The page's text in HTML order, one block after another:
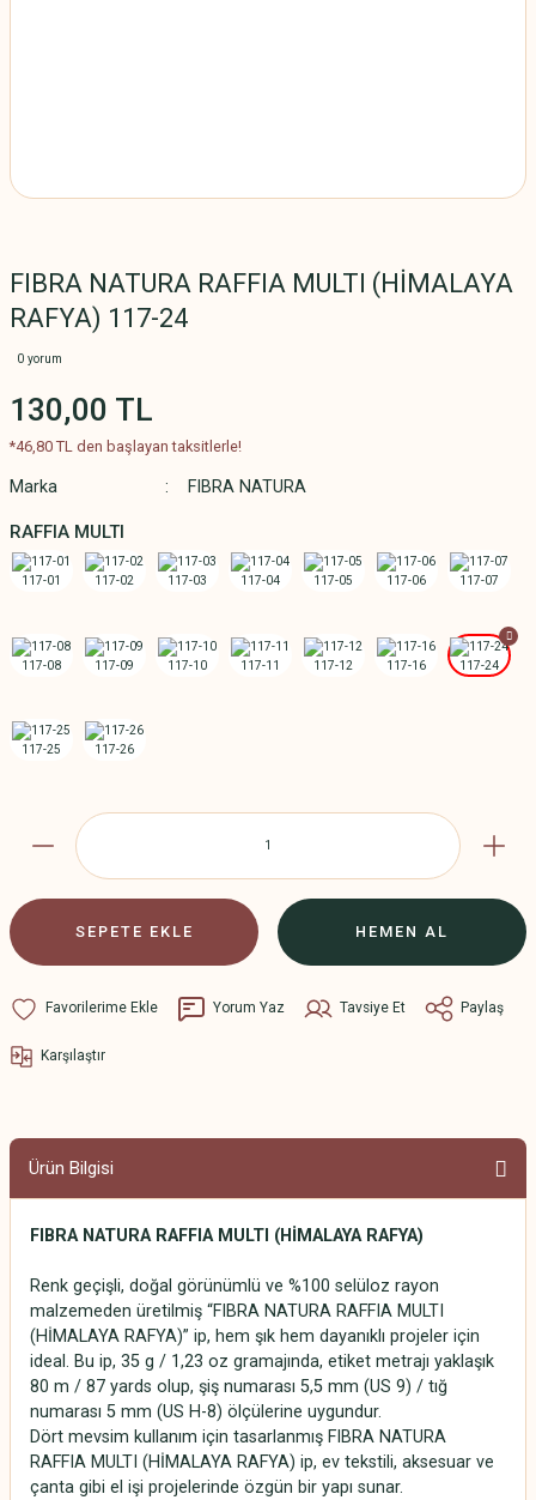
FIBRA NATURA RAFFIA MULTI (HİMALAYA
RAFYA) 117-24
0 yorum
130,00 TL
*46,80 TL den başlayan taksitlerle!
Marka FIBRA NATURA
RAFFIA MULTI
SEPETE EKLE HEMEN AL
Yorum Yaz Tavsiye Et Paylaş
Karşılaştır
Ürün Bilgisi
FIBRA NATURA RAFFIA MULTI (HİMALAYA RAFYA)
Renk geçişli, doğal görünümlü ve %100 selüloz rayon
malzemeden üretilmiş “FIBRA NATURA RAFFIA MULTI
(HİMALAYA RAFYA)” ip, hem şık hem dayanıklı projeler için
ideal. Bu ip, 35 g / 1,23 oz gramajında, etiket metrajı yaklaşık
80 m / 87 yards olup, şiş numarası 5,5 mm (US 9) / tığ
numarası 5 mm (US H-8) ölçülerine uygundur.
Dört mevsim kullanım için tasarlanmış FIBRA NATURA
RAFFIA MULTI (HİMALAYA RAFYA) ip, ev tekstili, aksesuar ve
çanta gibi el işi projelerinde özgün bir yapı sunar.